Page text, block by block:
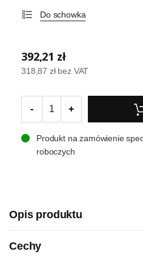
Do schowka
392,21 zł
318,87 zł bez VAT
- +
Produkt na zamówienie
roboczych
Opis produktu
Cechy